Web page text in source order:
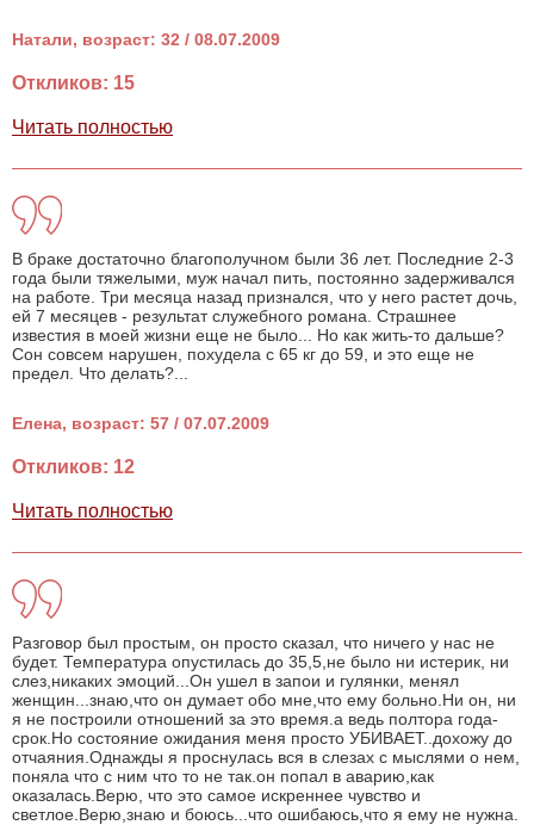
Натали, возраст: 32 / 08.07.2009
Откликов: 15
Читать полностью
В браке достаточно благополучном были 36 лет. Последние 2-3
года были тяжелыми, муж начал пить, постоянно задерживался
на работе. Три месяца назад признался, что у него растет дочь,
ей 7 месяцев - результат служебного романа. Страшнее
известия в моей жизни еще не было... Но как жить-то дальше?
Сон совсем нарушен, похудела с 65 кг до 59, и это еще не
предел. Что делать?...
Елена, возраст: 57 / 07.07.2009
Откликов: 12
Читать полностью
Разговор был простым, он просто сказал, что ничего у нас не
будет. Температура опустилась до 35,5,не было ни истерик, ни
слез,никаких эмоций...Он ушел в запои и гулянки, менял
женщин...знаю,что он думает обо мне,что ему больно.Ни он, ни
я не построили отношений за это время.а ведь полтора года-
срок.Но состояние ожидания меня просто УБИВАЕТ..дохожу до
отчаяния.Однажды я проснулась вся в слезах с мыслями о нем,
поняла что с ним что то не так.он попал в аварию,как
оказалась.Верю, что это самое искреннее чувство и
светлое.Верю,знаю и боюсь...что ошибаюсь,что я ему не нужна.